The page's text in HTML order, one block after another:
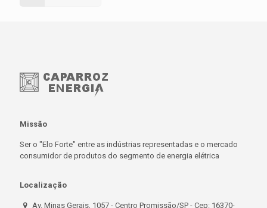
Missão
Ser o "Elo Forte" entre as indústrias representadas e o mercado
consumidor de produtos do segmento de energia elétrica
Localização
Av. Minas Gerais, 1057 - Centro Promissão/SP - Cep: 16370-